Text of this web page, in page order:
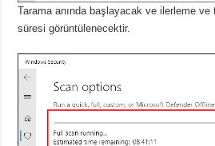
Tarama anında başlayacak ve ilerleme
süresi görüntülenecektir.